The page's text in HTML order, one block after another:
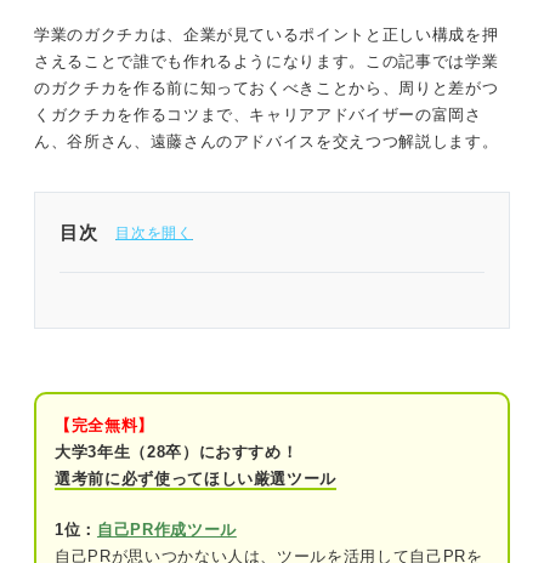
学業のガクチカは、企業が見ているポイントと正しい構成を押
さえることで誰でも作れるようになります。この記事では学業
のガクチカを作る前に知っておくべきことから、周りと差がつ
くガクチカを作るコツまで、キャリアアドバイザーの富岡さ
ん、谷所さん、遠藤さんのアドバイスを交えつつ解説します。
目次
①人物像を把握するため
ッチを防ぐため
【完全無料】
大学3年生（28卒）におすすめ！
選考前に必ず使ってほしい厳選ツール
1位： 自己PR作成ツール
自己PRが思いつかない人は、ツールを活用して自己PRを